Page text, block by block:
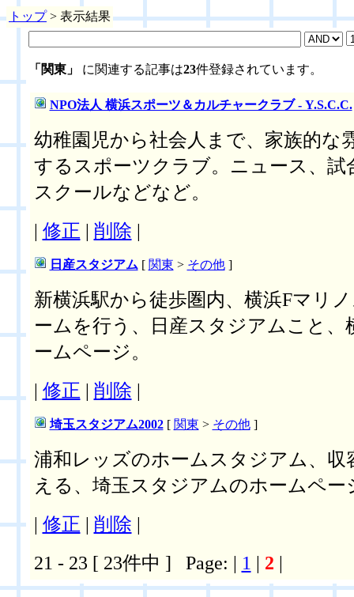
トップ> 表示結果
「関東」 に関連する記事は23件登録されています。
NPO法人 横浜スポーツ＆カルチャークラブ - Y.S.C.C.
幼稚園児から社会人まで、家族的な
するスポーツクラブ。ニュース、試
スクールなどなど。
| 修正 | 削除 |
日産スタジアム [ 関東 > その他]
新横浜駅から徒歩圏内、横浜Fマリ
ームを行う、日産スタジアムこと、
ームページ。
| 修正 | 削除 |
埼玉スタジアム2002 [ 関東 > その他]
浦和レッズのホームスタジアム、収
える、埼玉スタジアムのホームペー
| 修正 | 削除 |
21 - 23 [ 23件中 ] Page: | 1 | 2 |